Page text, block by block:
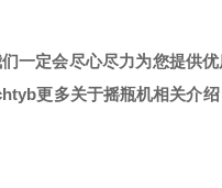
一定会尽心尽力为您提供
更多关于摇瓶机相关介